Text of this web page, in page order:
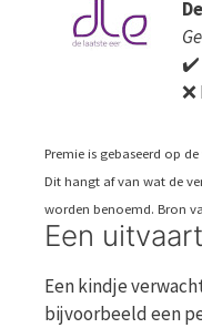
✔️
Premie is gebaseerd op
Dit hangt af van wat de
worden benoemd. Bron
Een
Een kindje
bijvoorbeeld een